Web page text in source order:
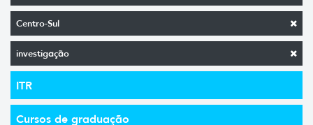
Centro-Sul
investigação
ITR
Cursos de graduação